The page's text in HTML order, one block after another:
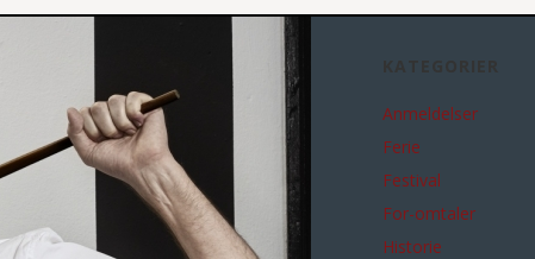
Anmeldelser
Ferie
Festival
For-omtaler
Historie